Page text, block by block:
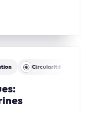
Circularité